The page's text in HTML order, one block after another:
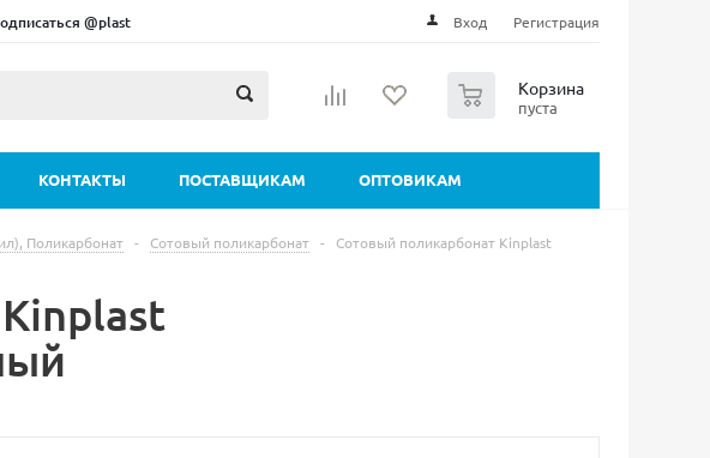
@plast Вход Регистрация
Корзина
пуста
КОНТАКТЫ ПОСТАВЩИКАМ ОПТОВИКАМ
Поликарбонат - Сотовый поликарбонат -
Сотовый поликарбонат Kinplast